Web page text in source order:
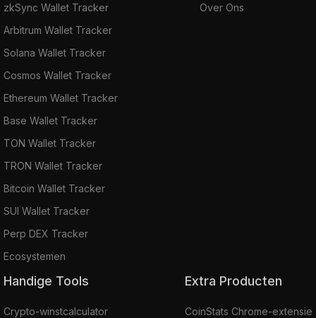
zkSync Wallet Tracker
Arbitrum Wallet Tracker
Solana Wallet Tracker
Cosmos Wallet Tracker
Ethereum Wallet Tracker
Base Wallet Tracker
TON Wallet Tracker
TRON Wallet Tracker
Bitcoin Wallet Tracker
SUI Wallet Tracker
Perp DEX Tracker
Ecosystemen
Over Ons
Handige Tools
Crypto-winstcalculator
Extra Producten
CoinStats Chrome-extensie